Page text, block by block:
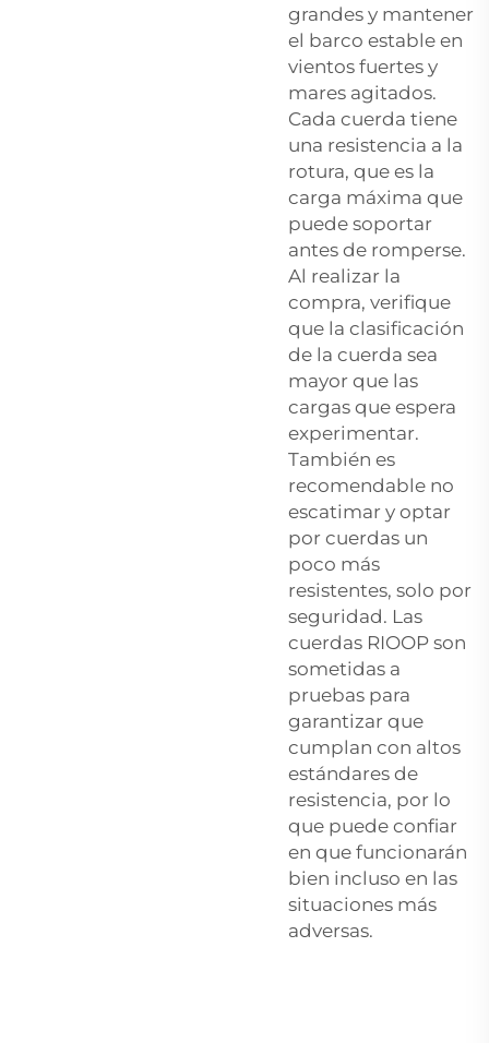
grandes y mantener
el barco estable en
vientos fuertes y
mares agitados.
Cada cuerda tiene
una resistencia a la
rotura, que es la
carga máxima que
puede soportar
antes de romperse.
Al realizar la
compra, verifique
que la clasificación
de la cuerda sea
mayor que las
cargas que espera
experimentar.
También es
recomendable no
escatimar y optar
por cuerdas un
poco más
resistentes, solo por
seguridad. Las
cuerdas RIOOP son
sometidas a
pruebas para
garantizar que
cumplan con altos
estándares de
resistencia, por lo
que puede confiar
en que funcionarán
bien incluso en las
situaciones más
adversas.